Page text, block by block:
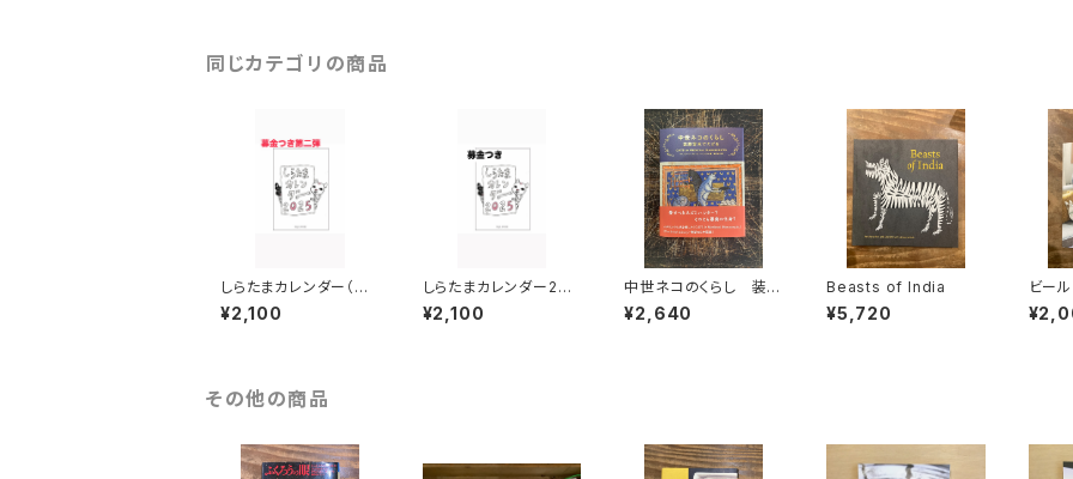
同じカテゴリの商品
しらたまカレンダー（募
金つき第二弾）
¥2,100
しらたまカレンダー202
5（募金つき）
¥2,100
中世ネコのくらし 装飾
写本でたどる
¥2,640
Beasts of India
¥5,720
ビー
その他の商品